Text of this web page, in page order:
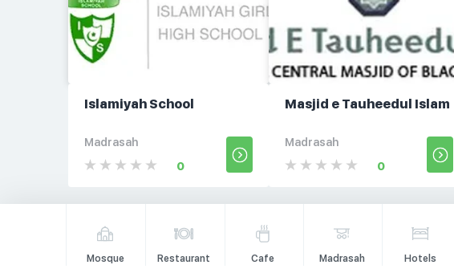
Islamiyah School
Madrasah
0
Masjid e Tauheedul Islam
Madrasah
0
Mosque Restaurant Cafe Madrasah Hotels